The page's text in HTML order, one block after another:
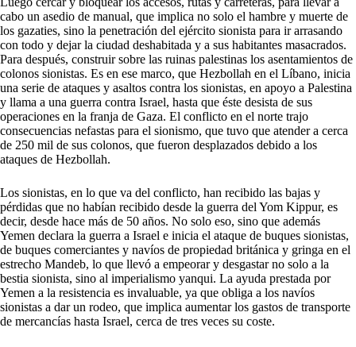
cabo un asedio de manual, que implica no solo el hambre y muerte de
los gazaties, sino la penetración del ejército sionista para ir arrasando
con todo y dejar la ciudad deshabitada y a sus habitantes masacrados.
Para después, construir sobre las ruinas palestinas los asentamientos de
colonos sionistas. Es en ese marco, que Hezbollah en el Líbano, inicia
una serie de ataques y asaltos contra los sionistas, en apoyo a Palestina
y llama a una guerra contra Israel, hasta que éste desista de sus
operaciones en la franja de Gaza. El conflicto en el norte trajo
consecuencias nefastas para el sionismo, que tuvo que atender a cerca
de 250 mil de sus colonos, que fueron desplazados debido a los
ataques de Hezbollah.
Los sionistas, en lo que va del conflicto, han recibido las bajas y
pérdidas que no habían recibido desde la guerra del Yom Kippur, es
decir, desde hace más de 50 años. No solo eso, sino que además
Yemen declara la guerra a Israel e inicia el ataque de buques sionistas,
de buques comerciantes y navíos de propiedad británica y gringa en el
estrecho Mandeb, lo que llevó a empeorar y desgastar no solo a la
bestia sionista, sino al imperialismo yanqui. La ayuda prestada por
Yemen a la resistencia es invaluable, ya que obliga a los navíos
sionistas a dar un rodeo, que implica aumentar los gastos de transporte
de mercancías hasta Israel, cerca de tres veces su coste.